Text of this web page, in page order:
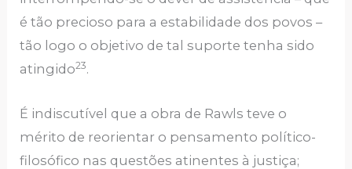
é tão precioso para a estabilidade dos povos –
tão logo o objetivo de tal suporte tenha sido
atingido23.
É indiscutível que a obra de Rawls teve o
mérito de reorientar o pensamento político-
filosófico nas questões atinentes à justiça;